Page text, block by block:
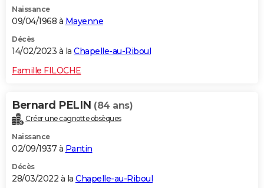
COPAINS D'AVANT
S'inscrire
Se connecter
Lycées
Collèges
Primaires
Universités
Entreprises
Service militaire
Avis de recherche
AVIS DE DÉCÈS
Naissance
09/04/1968 à Mayenne
Décès
14/02/2023 à la Chapelle-au-Riboul
Famille FILOCHE
Bernard PELIN (84 ans)
Créer une cagnotte obsèques
Naissance
02/09/1937 à Pantin
Décès
28/03/2022 à la Chapelle-au-Riboul